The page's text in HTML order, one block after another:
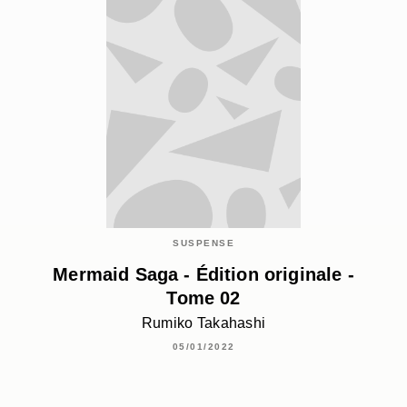
SUSPENSE
Mermaid Saga - Édition originale -
Tome 02
Rumiko Takahashi
05/01/2022